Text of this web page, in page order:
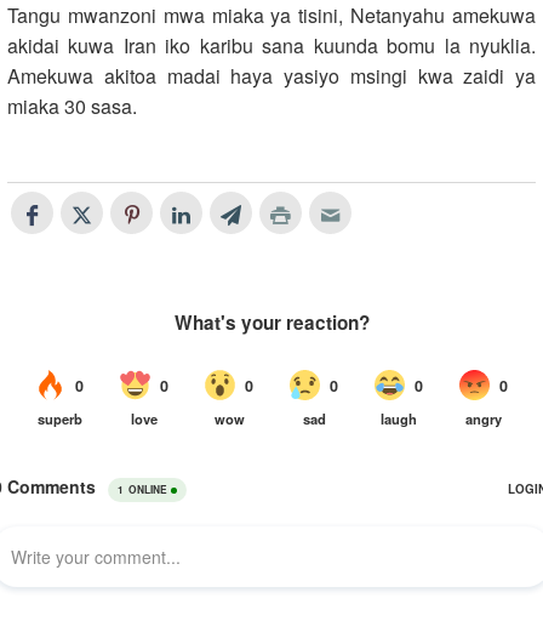
Tangu mwanzoni mwa miaka ya tisini, Netanyahu amekuwa
akidai kuwa Iran iko karibu sana kuunda bomu la nyuklia.
Amekuwa akitoa madai haya yasiyo msingi kwa zaidi ya
miaka 30 sasa.